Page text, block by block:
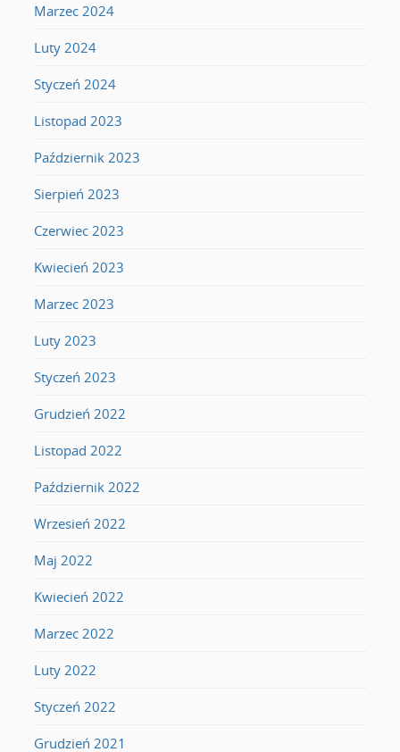
Marzec 2024
Luty 2024
Styczeń 2024
Listopad 2023
Październik 2023
Sierpień 2023
Czerwiec 2023
Kwiecień 2023
Marzec 2023
Luty 2023
Styczeń 2023
Grudzień 2022
Listopad 2022
Październik 2022
Wrzesień 2022
Maj 2022
Kwiecień 2022
Marzec 2022
Luty 2022
Styczeń 2022
Grudzień 2021